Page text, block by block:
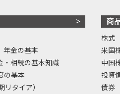
年金の基本
・相続の基本知識
の基本
リタイア）
商
株式
米国
中国
投資
債券